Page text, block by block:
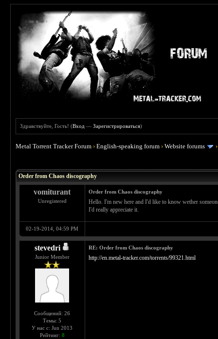
Здравствуйте, Гость! (Вход —Зарегистрироваться)
Metal Torrent Tracker Forum ›English-speaking forum ›Website forums
Order from Chaos discography
vomiturant
Unregistered
Order from Chaos discography
Hello. I'm new here and I'd like to know wether
I'd really appreciate it.
02-19-2014, 04:59 PM
stevedri
Junior Member
Сообщений: 26
Темы: 5
У нас с: Jun 2013
Рейтинг: 8
RE: Order from Chaos discography
http://en.metal-tracker.com/torrents/99321.html